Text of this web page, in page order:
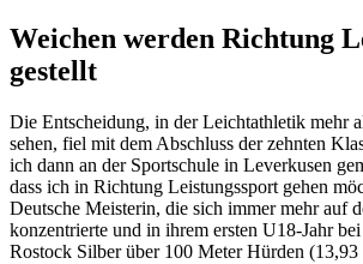
Weichen werden Richtung
gestellt
Die Entscheidung, in der Leichtathletik mehr
sehen, fiel mit dem Abschluss der zehnten
ich dann an der Sportschule in Leverkusen
dass ich in Richtung Leistungssport gehen
Deutsche Meisterin, die sich immer mehr auf
konzentrierte und in ihrem ersten U18-Jahr
Rostock Silber über 100 Meter Hürden (13,93